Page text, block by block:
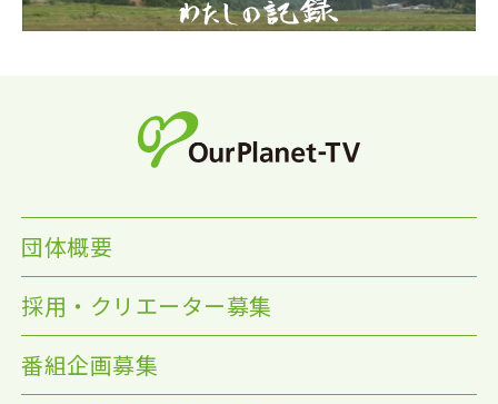
団体概要
採用・クリエーター募集
番組企画募集